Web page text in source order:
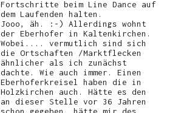
Fortschritte beim Line Dance auf
dem Laufenden halten.
Jooo, äh. :-) Allerdings wohnt
der Eberhofer in Kaltenkirchen.
Wobei.... vermutlich sind sich
die Ortschaften /Marktflecken
ähnlicher als ich zunächst
dachte. Wie auch immer. Einen
Eberhoferkreisel haben die in
Holzkirchen auch. Hätte es den
an dieser Stelle vor 36 Jahren